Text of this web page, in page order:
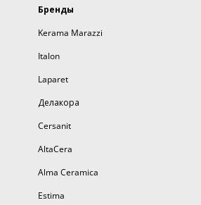
Бренды
Kerama Marazzi
Italon
Laparet
Делакора
Cersanit
AltaCera
Alma Ceramica
Estima